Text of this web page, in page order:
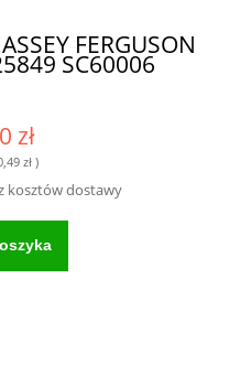
FERGUSON
SC60006
zł
zł)
kosztów dostawy